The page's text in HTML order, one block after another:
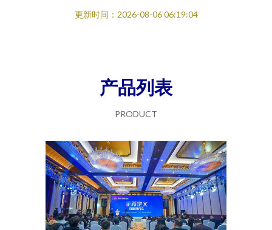
更新时间：2026-08-06 06:19:04
产品列表
PRODUCT